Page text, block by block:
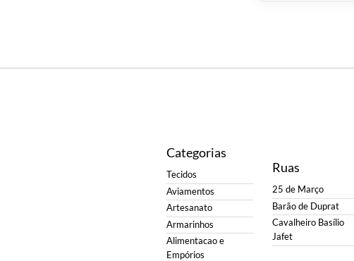
Categorias
Tecidos
Aviamentos
Artesanato
Armarinhos
Alimentacao e
Empórios
Ruas
25 de Março
Barão de Duprat
Cavalheiro Basílio
Jafet